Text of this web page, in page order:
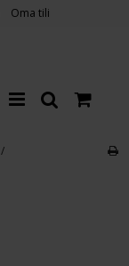
Oma tili
/